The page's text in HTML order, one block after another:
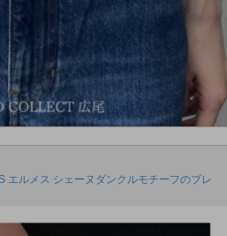
エルメス シェーヌダンクルモチーフのブレ